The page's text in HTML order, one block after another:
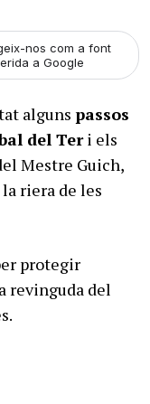
nos com a font
a Google
alguns passos
del Teri els
Mestre Guich,
riera de les
protegir
revinguda del